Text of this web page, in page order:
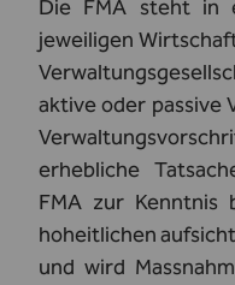
Die FMA steht in
jeweiligen
aktive oder passive
erhebliche
FMA zur Kenntnis
hoheitlichen
und wird